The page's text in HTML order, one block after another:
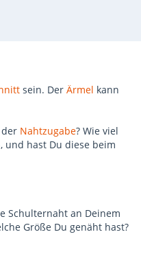
sein. Der Ärmel kann
Nahtzugabe? Wie viel
und hast Du diese beim
Schulternaht an Deinem
Größe Du genäht hast?